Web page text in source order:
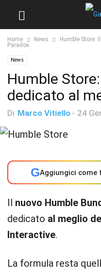
Home News
Humble Store:
Paradox
News
Humble
dedicato al
Di Marco Vitiello - 24
GAggiungici come
Il nuovo Humble
dedicato al meglio
Interactive.
La formula resta